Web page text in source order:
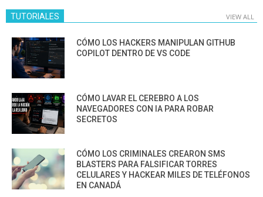
TUTORIALES VIEW ALL
CÓMO LOS HACKERS MANIPULAN GITHUB
COPILOT DENTRO DE VS CODE
CÓMO LAVAR EL CEREBRO A LOS
NAVEGADORES CON IA PARA ROBAR
SECRETOS
CÓMO LOS CRIMINALES CREARON SMS
BLASTERS PARA FALSIFICAR TORRES
CELULARES Y HACKEAR MILES DE TELÉFONOS
EN CANADÁ